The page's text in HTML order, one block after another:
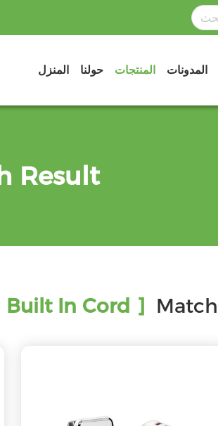
المنزل حولنا المنتجات المدونات
Result
In Cord ] Match